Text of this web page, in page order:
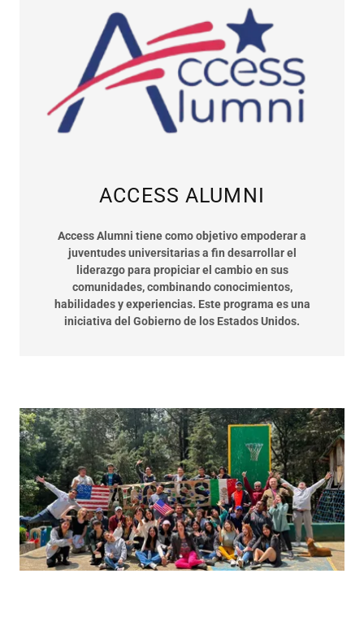
ACCESS ALUMNI
Access Alumni tiene como objetivo empoderar a
juventudes universitarias a fin desarrollar el
liderazgo para propiciar el cambio en sus
comunidades, combinando conocimientos,
habilidades y experiencias. Este programa es una
iniciativa del Gobierno de los Estados Unidos.